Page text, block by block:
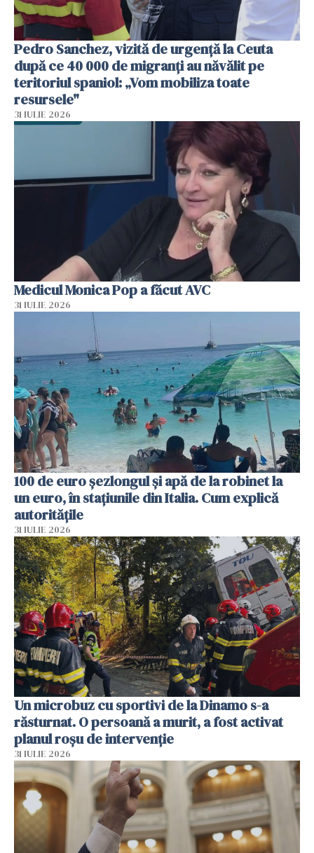
Pedro Sanchez, vizită de urgență la Ceuta
după ce 40 000 de migranți au năvălit pe
teritoriul spaniol: „Vom mobiliza toate
resursele"
31 IULIE 2026
Medicul Monica Pop a făcut AVC
31 IULIE 2026
100 de euro șezlongul și apă de la robinet la
un euro, în stațiunile din Italia. Cum explică
autoritățile
31 IULIE 2026
Un microbuz cu sportivi de la Dinamo s-a
răsturnat. O persoană a murit, a fost activat
planul roșu de intervenție
31 IULIE 2026